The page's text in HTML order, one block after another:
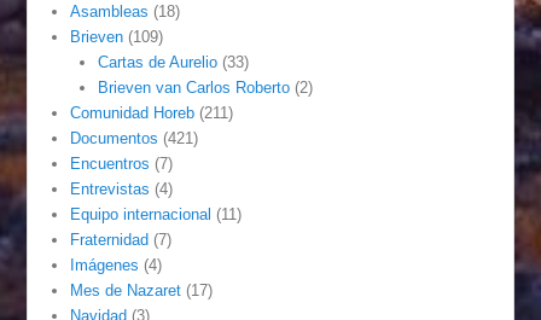
Asambleas (18)
Brieven (109)
Cartas de Aurelio(33)
Brieven van Carlos Roberto(2)
Comunidad Horeb (211)
Documentos (421)
Encuentros (7)
Entrevistas (4)
Equipo internacional (11)
Fraternidad (7)
Imágenes (4)
Mes de Nazaret (17)
Navidad (3)